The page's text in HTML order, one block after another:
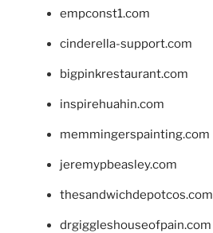
empconst1.com
cinderella-support.com
bigpinkrestaurant.com
inspirehuahin.com
memmingerspainting.com
jeremypbeasley.com
thesandwichdepotcos.com
drgiggleshouseofpain.com